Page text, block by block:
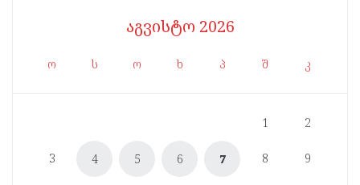
აგვისტო 2026
ო ს ო ხ პ შ კ
1 2
3 4 5 6 7 8 9